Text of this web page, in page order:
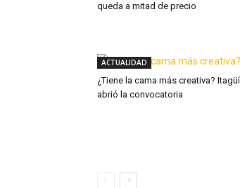
queda a mitad de precio
ACTUALIDAD
¿Tiene la cama más creativa? Itagüí
abrió la convocatoria